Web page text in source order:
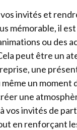
invités et
mémorable, il
ou des
peut être un
une
un moment
une
vos invités de
en renforçant